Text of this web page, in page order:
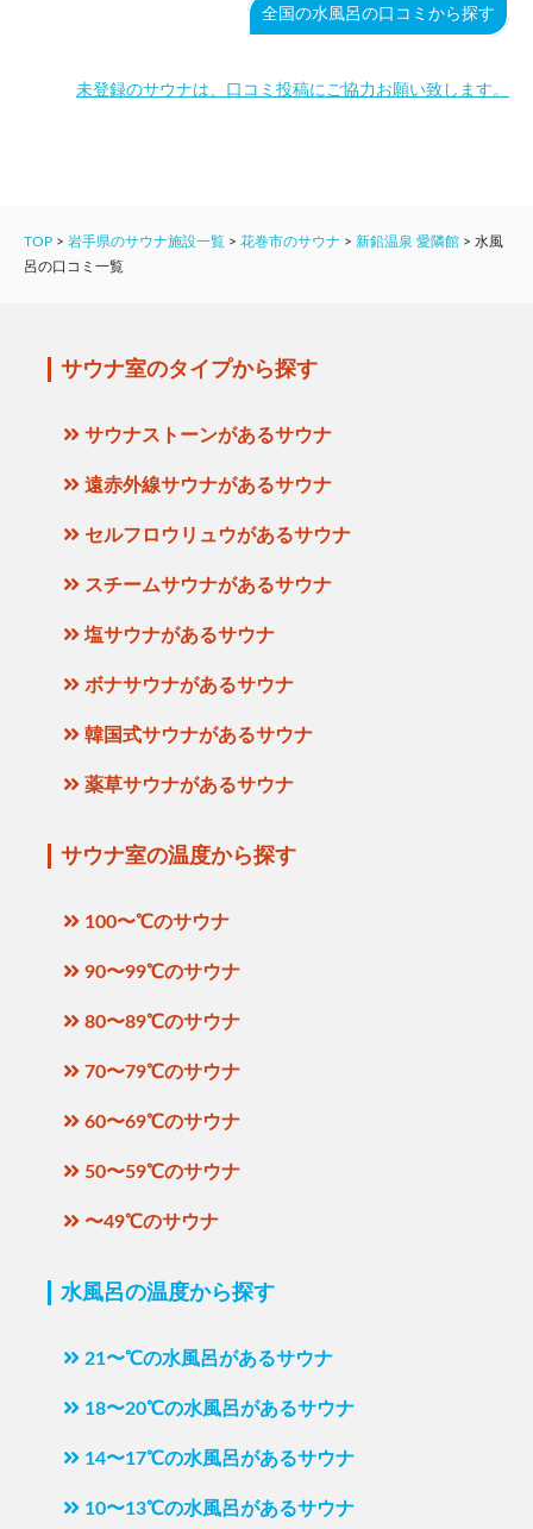
全国の水風呂の口コミから探す
未登録のサウナは、口コミ投稿にご協力お願い致します。
TOP > 岩手県のサウナ施設一覧 > 花巻市のサウナ > 新鉛温泉 愛隣館 > 水風
呂の口コミ一覧
サウナ室のタイプから探す
サウナストーンがあるサウナ
遠赤外線サウナがあるサウナ
セルフロウリュウがあるサウナ
スチームサウナがあるサウナ
塩サウナがあるサウナ
ボナサウナがあるサウナ
韓国式サウナがあるサウナ
薬草サウナがあるサウナ
サウナ室の温度から探す
100〜℃のサウナ
90〜99℃のサウナ
80〜89℃のサウナ
70〜79℃のサウナ
60〜69℃のサウナ
50〜59℃のサウナ
〜49℃のサウナ
水風呂の温度から探す
21〜℃の水風呂があるサウナ
18〜20℃の水風呂があるサウナ
14〜17℃の水風呂があるサウナ
10〜13℃の水風呂があるサウナ